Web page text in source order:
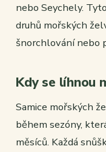
nebo Seychely.
druhů mořských
šnorchlování nebo
Kdy se líhnou
Samice mořských
během sezóny,
měsíců. Každá